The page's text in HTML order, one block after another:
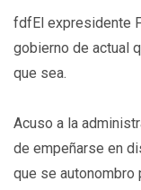
fdfEl expresidente
gobierno de actual
que sea.
Acuso a la
de empeñarse en
que se autonombro